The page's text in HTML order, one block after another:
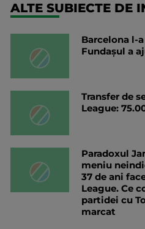
ALTE SUBIECTE DE
Barcelona l-
Fundașul a
Transfer de
League:
Paradoxul
meniu
37 de ani
League. Ce
partidei cu
marcat